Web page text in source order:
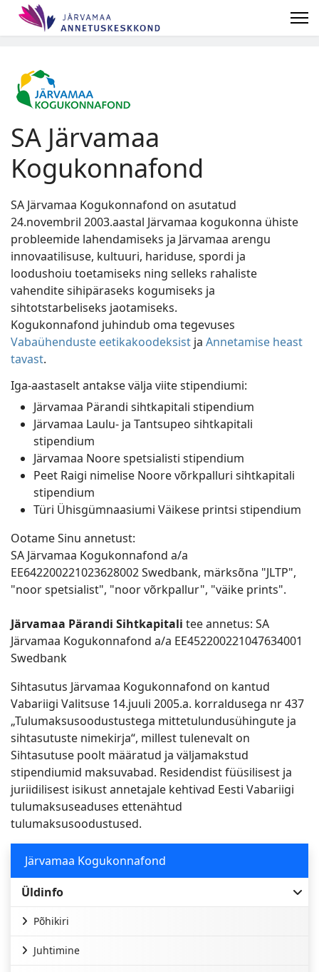
SA Järvamaa
Kogukonnafond
SA Järvamaa Kogukonnafond on asutatud
24.novembril 2003.aastal Järvamaa kogukonna ühiste
probleemide lahendamiseks ja Järvamaa arengu
innovaatilisuse, kultuuri, hariduse, spordi ja
loodushoiu toetamiseks ning selleks rahaliste
vahendite sihipäraseks kogumiseks ja
sihtotstarbeliseks jaotamiseks.
Kogukonnafond juhindub oma tegevuses
Vabaühenduste eetikakoodeksist ja Annetamise heast
tavast.
Iga-aastaselt antakse välja viite stipendiumi:
Järvamaa Pärandi sihtkapitali stipendium
Järvamaa Laulu- ja Tantsupeo sihtkapitali
stipendium
Järvamaa Noore spetsialisti stipendium
Peet Raigi nimelise Noore võrkpalluri sihtkapitali
stipendium
Türi Ühisgümnaasiumi Väikese printsi stipendium
Ootame Sinu annetust:
SA Järvamaa Kogukonnafond a/a
EE642200221023628002 Swedbank, märksõna "JLTP",
"noor spetsialist", "noor võrkpallur", "väike prints".
Järvamaa Pärandi Sihtkapitali tee annetus: SA
Järvamaa Kogukonnafond a/a EE452200221047634001
Swedbank
Sihtasutus Järvamaa Kogukonnafond on kantud
Vabariigi Valitsuse 14.juuli 2005.a. korraldusega nr 437
„Tulumaksusoodustustega mittetulundusühingute ja
sihtasutuste nimekirja“, millest tulenevalt on
Sihtasutuse poolt määratud ja väljamakstud
stipendiumid maksuvabad. Residendist füüsilisest ja
juriidilisest isikust annetajale kehtivad Eesti Vabariigi
tulumaksuseaduses ettenähtud
tulumaksusoodustused.
Järvamaa Kogukonnafond
Üldinfo
Põhikiri
Juhtimine